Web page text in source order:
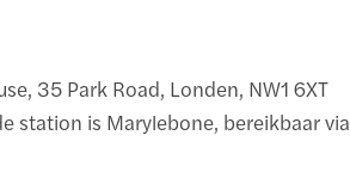
35 Park Road, Londen, NW1 6XT
station is Marylebone, bereikbaar via